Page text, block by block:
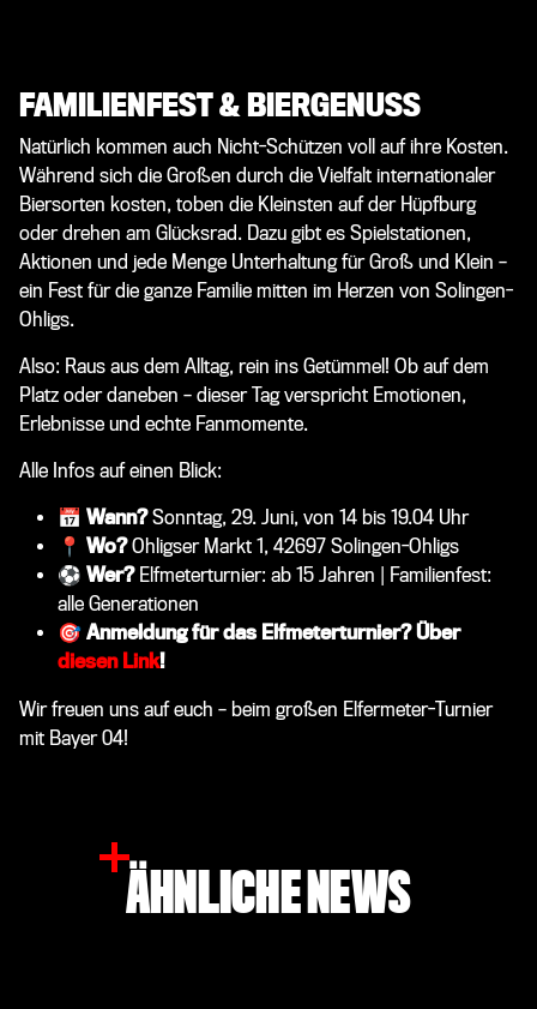
FAMILIENFEST & BIERGENUSS
Natürlich kommen auch Nicht-Schützen voll auf ihre Kosten.
Während sich die Großen durch die Vielfalt internationaler
Biersorten kosten, toben die Kleinsten auf der Hüpfburg
oder drehen am Glücksrad. Dazu gibt es Spielstationen,
Aktionen und jede Menge Unterhaltung für Groß und Klein –
ein Fest für die ganze Familie mitten im Herzen von Solingen-
Ohligs.
Also: Raus aus dem Alltag, rein ins Getümmel! Ob auf dem
Platz oder daneben – dieser Tag verspricht Emotionen,
Erlebnisse und echte Fanmomente.
Alle Infos auf einen Blick:
📅 Wann?Sonntag, 29. Juni, von 14 bis 19.04 Uhr
📍 Wo?Ohligser Markt 1, 42697 Solingen-Ohligs
⚽ Wer?Elfmeterturnier: ab 15 Jahren | Familienfest:
alle Generationen
🎯 Anmeldung für das Elfmeterturnier? Über
diesen Link!
Wir freuen uns auf euch – beim großen Elfermeter-Turnier
mit Bayer 04!
ÄHNLICHE NEWS